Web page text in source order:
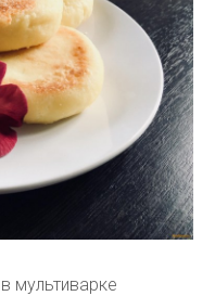
мультиварке